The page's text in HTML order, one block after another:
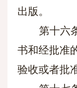
出版。
第十六
书和经批准
验收或者批